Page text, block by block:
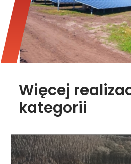
Więcej
kategorii